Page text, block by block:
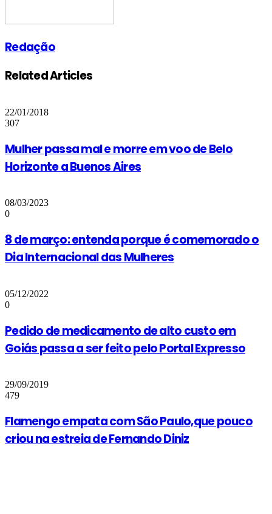
Redação
Related Articles
22/01/2018
307
Mulher passa mal e morre em voo de Belo
Horizonte a Buenos Aires
08/03/2023
0
8 de março: entenda porque é comemorado o
Dia Internacional das Mulheres
05/12/2022
0
Pedido de medicamento de alto custo em
Goiás passa a ser feito pelo Portal Expresso
29/09/2019
479
Flamengo empata com São Paulo,que pouco
criou na estreia de Fernando Diniz